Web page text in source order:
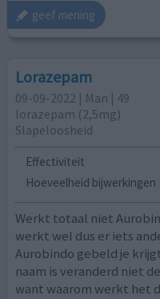
geef mening
Lorazepam
09-09-2022 | Man | 49
lorazepam (2,5mg)
Slapeloosheid
Effectiviteit
Hoeveelheid bijwerkingen
Werkt totaal niet
werkt wel dus er iets
Aurobindo gebeld je
naam is veranderd niet
want waarom werkt het